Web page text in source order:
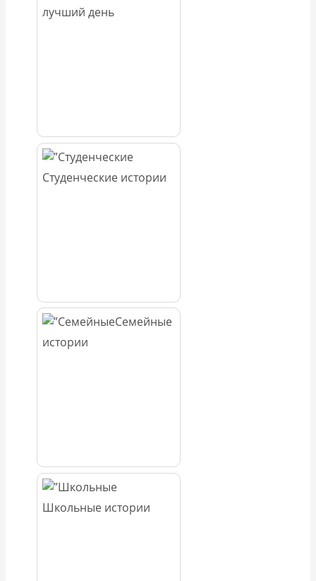
лучший день
Студенческие истории
Семейные
истории
Школьные истории